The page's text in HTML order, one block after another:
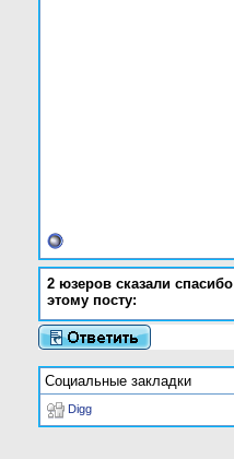
2 юзеров сказали спасибо
этому посту:
Социальные закладки
Digg